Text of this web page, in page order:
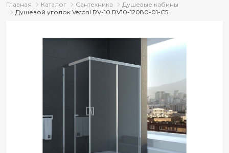
Главная Каталог Сантехника
Душевые кабины
Душевой уголок Veconi RV-10 RV10-12080-01-C5